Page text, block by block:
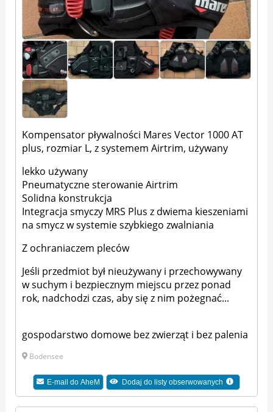
Kompensator pływalności Mares Vector 1000 AT
plus, rozmiar L, z systemem Airtrim, używany
lekko używany
Pneumatyczne sterowanie Airtrim
Solidna konstrukcja
Integracja smyczy MRS Plus z dwiema kieszeniami
na smycz w systemie szybkiego zwalniania
Z ochraniaczem pleców
Jeśli przedmiot był nieużywany i przechowywany
w suchym i bezpiecznym miejscu przez ponad
rok, nadchodzi czas, aby się z nim pożegnać...
gospodarstwo domowe bez zwierząt i bez palenia
Bodensee
E-mail doAheM Dodaj do listy obserwowanych